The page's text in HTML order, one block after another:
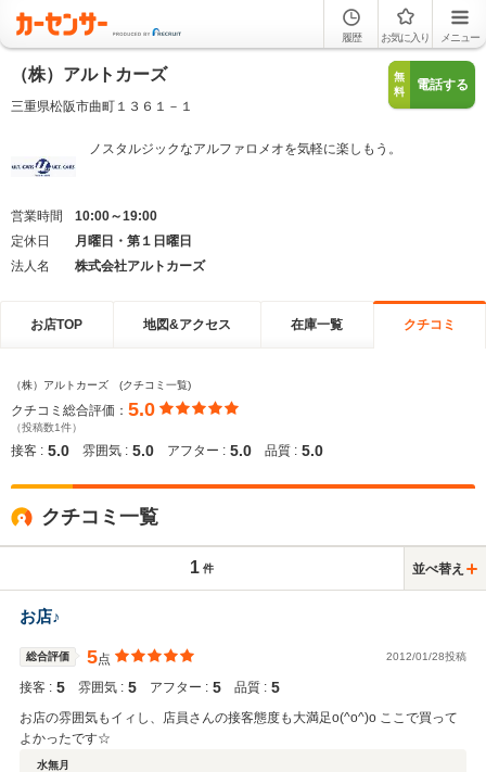
履歴 お気に入り メニュー
（株）アルトカーズ
三重県松阪市曲町１３６１－１
無
料
電話する
ノスタルジックなアルファロメオを気軽に楽しもう。
営業時間
10:00～19:00
定休日
月曜日・第１日曜日
法人名
株式会社アルトカーズ
お店TOP 地図&アクセス 在庫一覧 クチコミ
（株）アルトカーズ (クチコミ一覧)
クチコミ総合評価： 5.0
（投稿数1件）
接客 : 5.0 雰囲気 : 5.0 アフター : 5.0 品質 : 5.0
クチコミ一覧
1 件 並べ替え
お店♪
総合評価 5点 2012/01/28投稿
接客 : 5 雰囲気 : 5 アフター : 5 品質 : 5
お店の雰囲気もイィし、店員さんの接客態度も大満足o(^o^)o ここで買って
よかったです☆
水無月